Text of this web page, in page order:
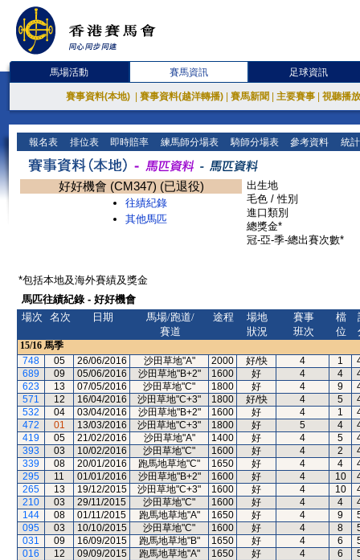
馬場活動 賽馬資訊 足球資訊
賽事資料(本地) 賽事資料(越洋轉播) 賽馬新聞 主要賽事 視聽播
報名表 排位表 即時賠率 練馬師分場表 騎師分場表 參考資料 統
好好機會 (CM347) (已退役)
往績紀錄
其他馬匹
出生地
毛色 / 性別
進口類別
總獎金*
冠-亞-季-總出賽次數*
*包括本地及海外賽績及獎金
馬匹往績紀錄 - 好好機會
場次
名次 日期
馬場/跑道/
賽道
途程
場地
狀況
賽事
班次
檔
位
15/16 馬季
748
05 26/06/2016 沙田草地"A" 2000 好/快 4 1
689
09 05/06/2016 沙田草地"B+2" 1600 好 4 4
623
13 07/05/2016 沙田草地"C" 1800 好 4 9
571
12 16/04/2016 沙田草地"C+3" 1800 好/快 4 5
532
04 03/04/2016 沙田草地"B+2" 1600 好 4 1
472
01 13/03/2016 沙田草地"C+3" 1800 好 5 4
419
05 21/02/2016 沙田草地"A" 1400 好 4 5
393
03 10/02/2016 沙田草地"C" 1600 好 4 2
339
08 20/01/2016 跑馬地草地"C" 1650 好 4 4
295
11 01/01/2016 沙田草地"B+2" 1600 好 4 10
265
13 19/12/2015 沙田草地"C+3" 1600 好 4 10
210
03 29/11/2015 沙田草地"C" 1600 好 4 4
144
08 01/11/2015 跑馬地草地"A" 1650 好 4 9
095
03 10/10/2015 沙田草地"C" 1600 好 4 8
031
09 16/09/2015 跑馬地草地"B" 1650 好 4 6
016
12 09/09/2015 跑馬地草地"A" 1650 好 4 6